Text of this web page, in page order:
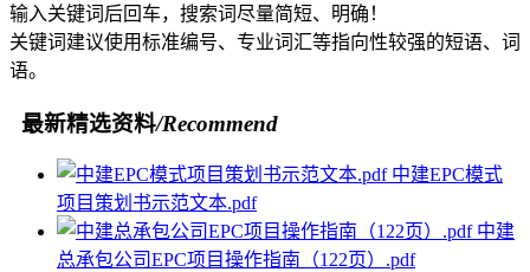
输入关键词后回车，搜索词尽量简短、明确！
关键词建议使用标准编号、专业词汇等指向性较强的短语、词
语。
最新精选资料/Recommend
中建EPC模式
项目策划书示范文本.pdf
中建
总承包公司EPC项目操作指南（122页）.pdf